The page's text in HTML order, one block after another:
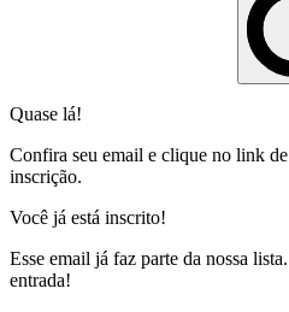
Quase lá!
Confira seu email e clique no link
inscrição.
Você já está inscrito!
Esse email já faz parte da nossa
entrada!